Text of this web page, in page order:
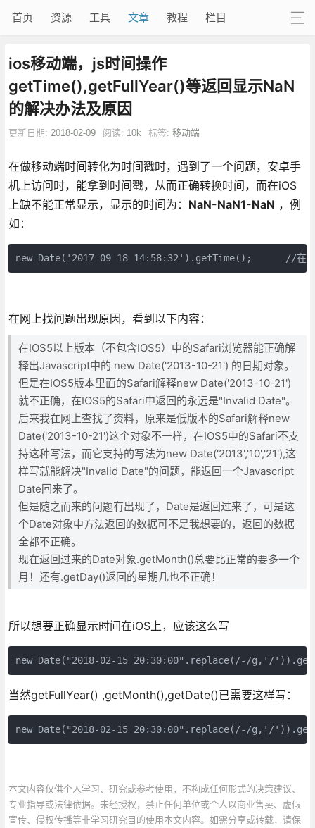
首页 资源 工具 文章 教程 栏目
ios移动端，js时间操作
getTime(),getFullYear()等返回显示NaN
的解决办法及原因
更新日期: 2018-02-09 阅读: 10k 标签: 移动端
在做移动端时间转化为时间戳时，遇到了一个问题，安卓手
机上访问时，能拿到时间戳，从而正确转换时间，而在iOS
上缺不能正常显示，显示的时间为： NaN-NaN1-NaN ，例
如：
new Date('2017-09-18 14:58:32').getTime();      //在ios上
在网上找问题出现原因，看到以下内容：
在IOS5以上版本（不包含IOS5）中的Safari浏览器能正确解
释出Javascript中的 new Date('2013-10-21') 的日期对象。
但是在IOS5版本里面的Safari解释new Date('2013-10-21')
就不正确，在IOS5的Safari中返回的永远是"Invalid Date"。
后来我在网上查找了资料，原来是低版本的Safari解释new
Date('2013-10-21')这个对象不一样，在IOS5中的Safari不支
持这种写法， 而它支持的写法为new Date('2013','10','21'),这
样写就能解决"Invalid Date"的问题，能返回一个Javascript
Date回来了。
但是随之而来的问题有出现了，Date是返回过来了，可是这
个Date对象中方法返回的数据可不是我想要的，返回的数据
全都不正确。
现在返回过来的Date对象.getMonth()总要比正常的要多一个
月！还有.getDay()返回的星期几也不正确！
所以想要正确显示时间在iOS上，应该这么写
new Date("2018-02-15 20:30:00".replace(/-/g,'/
当然getFullYear() ,getMonth(),getDate()已需要这样写：
new Date("2018-02-15 20:30:00".replace(/-/g,'/
本文内容仅供个人学习、研究或参考使用，不构成任何形式的决策建议、
专业指导或法律依据。未经授权，禁止任何单位或个人以商业售卖、虚假
宣传、侵权传播等非学习研究目的使用本文内容。如需分享或转载，请保